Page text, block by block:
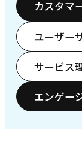
カスタマ
ユーザー
サービス
エンゲー